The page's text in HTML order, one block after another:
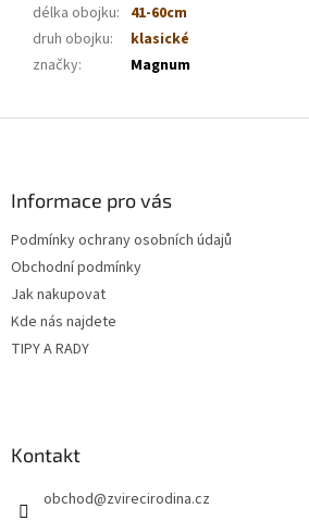
délka obojku: 41-60cm
druh obojku:
klasické
značky: Magnum
Informace pro vás
Podmínky ochrany osobních údajů
Obchodní podmínky
Jak nakupovat
Kde nás najdete
TIPY A RADY
Kontakt
obchod@zvirecirodina.cz